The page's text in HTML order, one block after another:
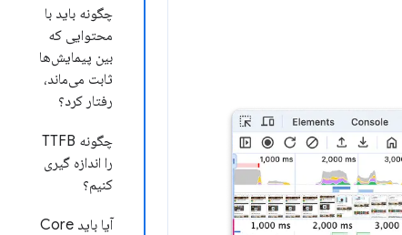
چگونه باید با
محتوایی که
بین پیمایش‌ها
ثابت می‌ماند،
رفتار کرد؟
چگونه TTFB
را اندازه گیری
کنیم؟
آیا باید Core